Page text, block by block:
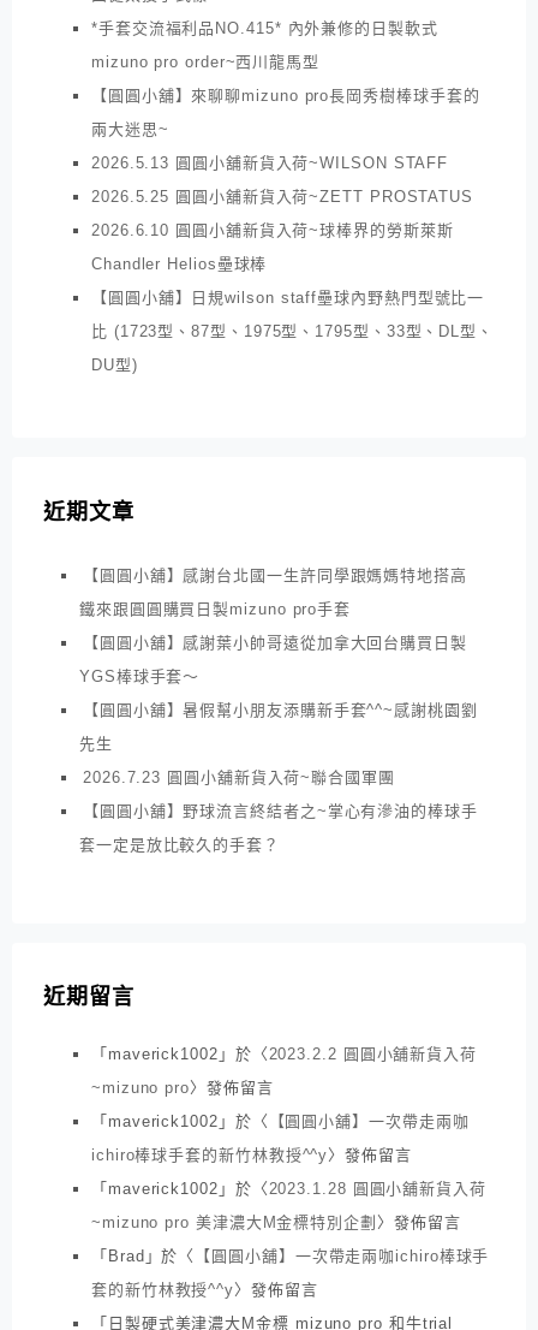
*手套交流福利品NO.415* 內外兼修的日製軟式
mizuno pro order~西川龍馬型
【圓圓小舖】來聊聊mizuno pro長岡秀樹棒球手套的
兩大迷思~
2026.5.13 圓圓小舖新貨入荷~WILSON STAFF
2026.5.25 圓圓小舖新貨入荷~ZETT PROSTATUS
2026.6.10 圓圓小舖新貨入荷~球棒界的勞斯萊斯
Chandler Helios壘球棒
【圓圓小舖】日規wilson staff壘球內野熱門型號比一
比 (1723型、87型、1975型、1795型、33型、DL型、
DU型)
近期文章
【圓圓小舖】感謝台北國一生許同學跟媽媽特地搭高
鐵來跟圓圓購買日製mizuno pro手套
【圓圓小舖】感謝葉小帥哥遠從加拿大回台購買日製
YGS棒球手套～
【圓圓小舖】暑假幫小朋友添購新手套^^~感謝桃園劉
先生
2026.7.23 圓圓小舖新貨入荷~聯合國軍團
【圓圓小舖】野球流言終結者之~掌心有滲油的棒球手
套一定是放比較久的手套？
近期留言
「 maverick1002 」於〈 2023.2.2 圓圓小舖新貨入荷
~mizuno pro〉發佈留言
「 maverick1002 」於〈
【圓圓小舖】一次帶走兩咖
ichiro棒球手套的新竹林教授^^y〉發佈留言
「 maverick1002 」於〈 2023.1.28 圓圓小舖新貨入荷
~mizuno pro 美津濃大M金標特別企劃 〉發佈留言
「 Brad 」於〈
【圓圓小舖】一次帶走兩咖ichiro棒球手
套的新竹林教授^^y〉發佈留言
「 日製硬式美津濃大M金標 mizuno pro 和牛trial